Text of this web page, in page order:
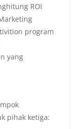
ROI
program
yang
pihak ketiga: